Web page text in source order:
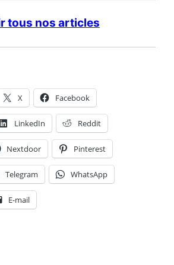
tous nos articles
X Facebook
LinkedIn Reddit
Nextdoor Pinterest
Telegram WhatsApp
E-mail